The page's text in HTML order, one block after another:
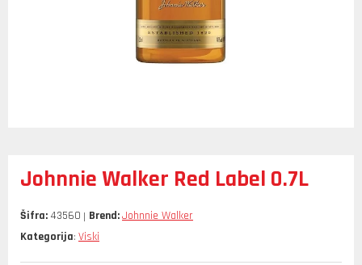
Johnnie Walker Red Label 0.7L
Šifra: 43560 Brend:Johnnie Walker
Kategorija: Viski